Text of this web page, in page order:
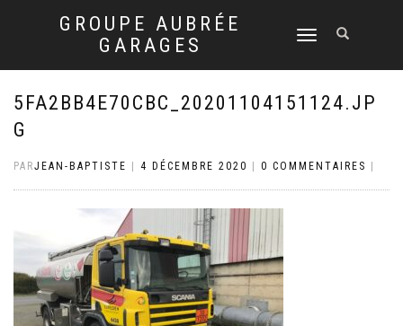
GROUPE AUBRÉE
GARAGES
DÉPLIER
NAVIGATION
5FA2BB4E70CBC_20201104151124.JP
G
PARJEAN-BAPTISTE 4 DÉCEMBRE 2020 0 COMMENTAIRES